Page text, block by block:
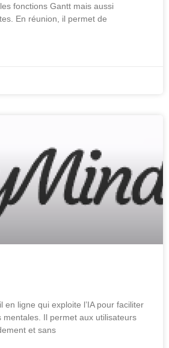
fonctions Gantt mais aussi
En réunion, il permet de
en ligne qui exploite l’IA pour faciliter
mentales. Il permet aux utilisateurs
et sans